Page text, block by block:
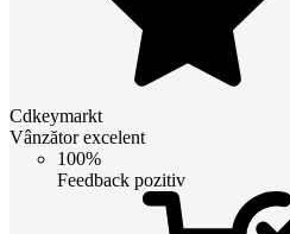
Cdkeymarkt
Vânzător excelent
100%
Feedback pozitiv